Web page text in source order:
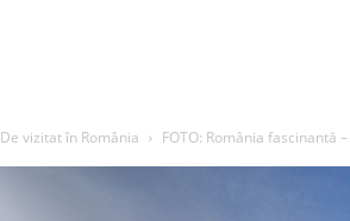
De vizitat în România FOTO: România fascinantă